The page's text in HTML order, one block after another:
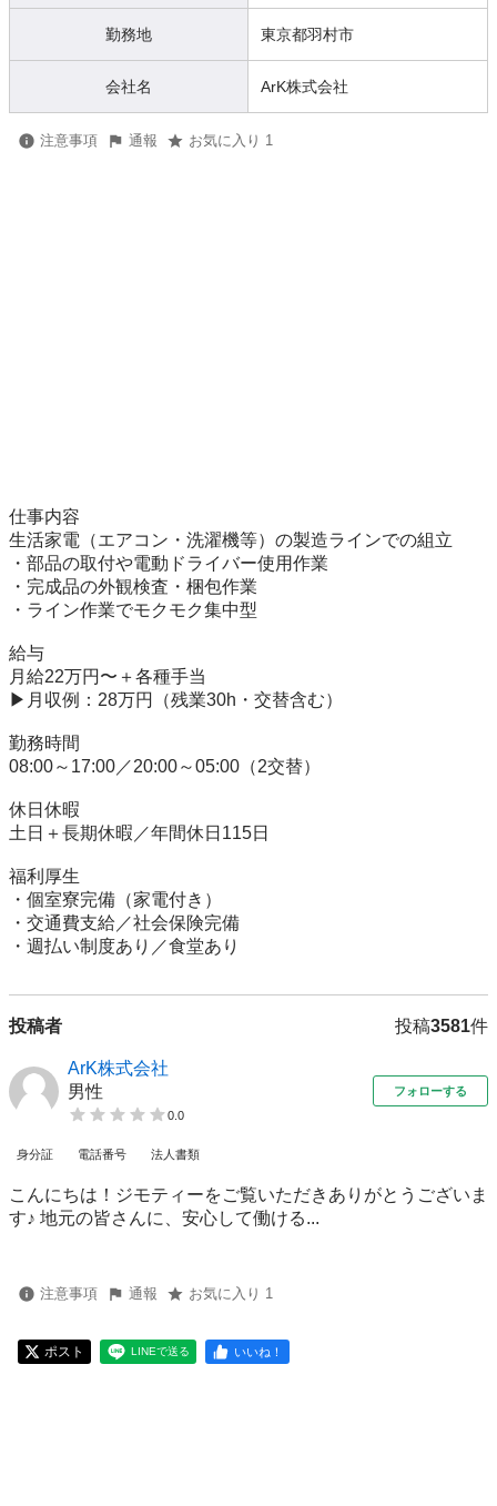
勤務地 東京都羽村市
会社名 ArK株式会社
注意事項 通報 お気に入り 1
仕事内容
生活家電（エアコン・洗濯機等）の製造ラインでの組立
・部品の取付や電動ドライバー使用作業
・完成品の外観検査・梱包作業
・ライン作業でモクモク集中型
給与
月給22万円〜＋各種手当
▶月収例：28万円（残業30h・交替含む）
勤務時間
08:00～17:00／20:00～05:00（2交替）
休日休暇
土日＋長期休暇／年間休日115日
福利厚生
・個室寮完備（家電付き）
・交通費支給／社会保険完備
・週払い制度あり／食堂あり
投稿者 投稿3581件
ArK株式会社
男性
0.0
フォローする
身分証 電話番号 法人書類
こんにちは！ジモティーをご覧いただきありがとうございま
す♪ 地元の皆さんに、安心して働ける...
注意事項 通報 お気に入り 1
ポスト LINEで送る いいね！